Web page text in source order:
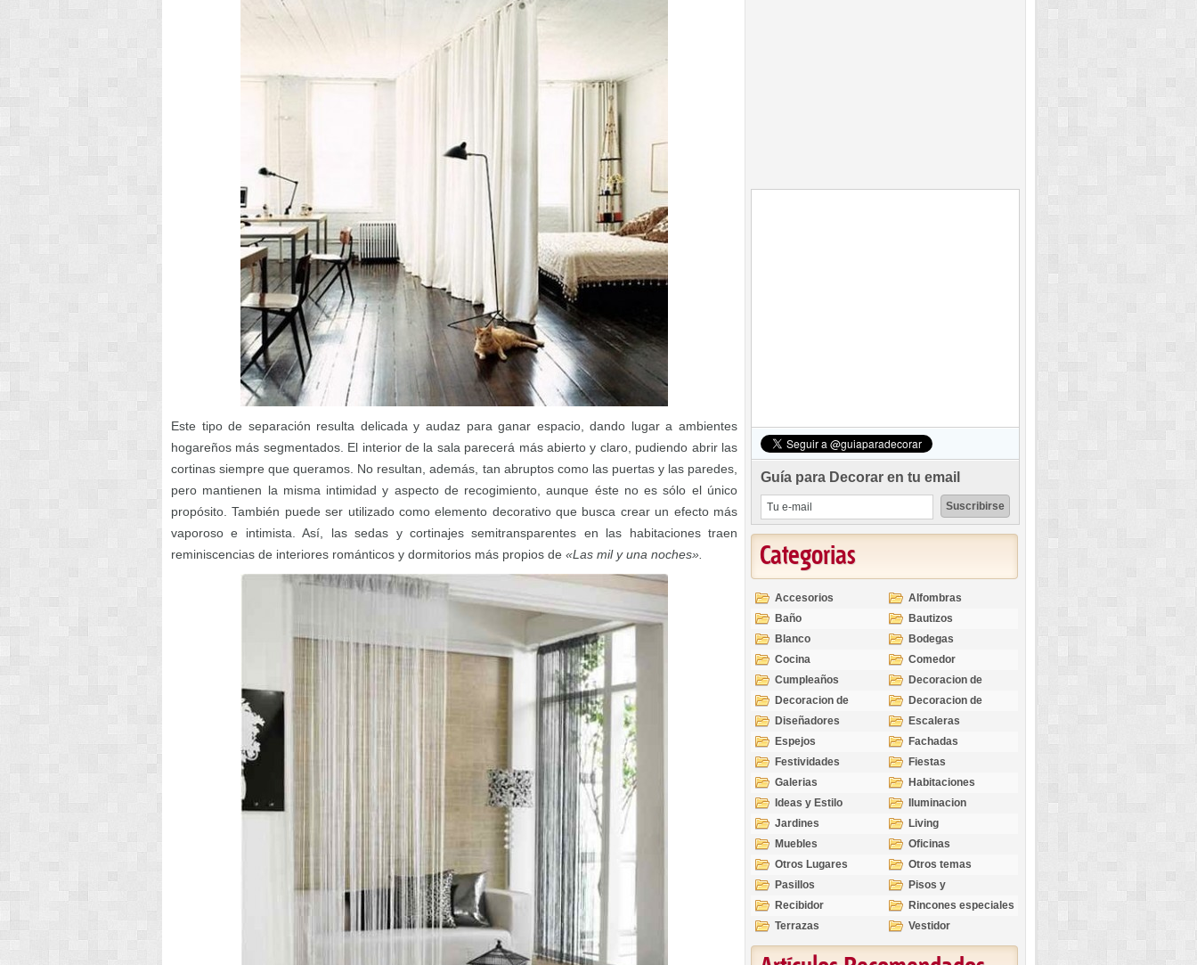
Este tipo de separación resulta delicada y audaz para ganar espacio, dando lugar a ambientes
hogareños más segmentados. El interior de la sala parecerá más abierto y claro, pudiendo abrir las
cortinas siempre que queramos. No resultan, además, tan abruptos como las puertas y las paredes,
pero mantienen la misma intimidad y aspecto de recogimiento, aunque éste no es sólo el único
propósito. También puede ser utilizado como elemento decorativo que busca crear un efecto más
vaporoso e intimista. Así, las sedas y cortinajes semitransparentes en las habitaciones traen
reminiscencias de interiores románticos y dormitorios más propios de «Las mil y una noches».
Guía para Decorar en tu email
Categorias
Accesorios
Alfombras
Baño
Bautizos
Blanco
Bodegas
Cocina
Comedor
Cumpleaños
Decoracion de
Exteriores
Decoracion de
Interiores
Decoracion de
Ocasiones
Diseñadores
Escaleras
Espejos
Fachadas
Festividades
Fiestas
Galerias
Habitaciones
Ideas y Estilo
Iluminacion
Jardines
Living
Muebles
Oficinas
Otros Lugares
Otros temas
Pasillos
Pisos y
revestimientos
Recibidor
Rincones especiales
Terrazas
Vestidor